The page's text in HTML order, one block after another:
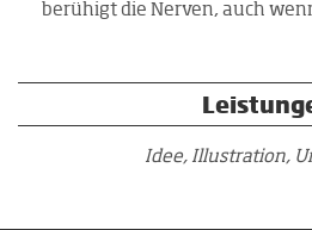
berühigt die Nerven, auch
Idee, Illustration,